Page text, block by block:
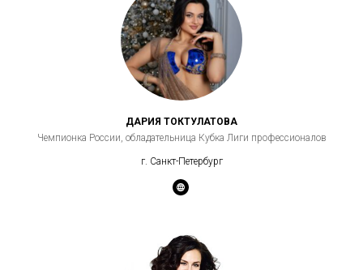
ДАРИЯ ТОКТУЛАТОВА
Чемпионка России, обладательница Кубка Лиги профессионалов
г. Санкт-Петербург